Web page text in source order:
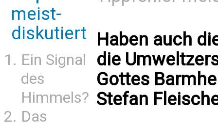
meist-
diskutiert
Ein Signal
des
Himmels?
Das
Haben auch
die
Gottes
Stefan